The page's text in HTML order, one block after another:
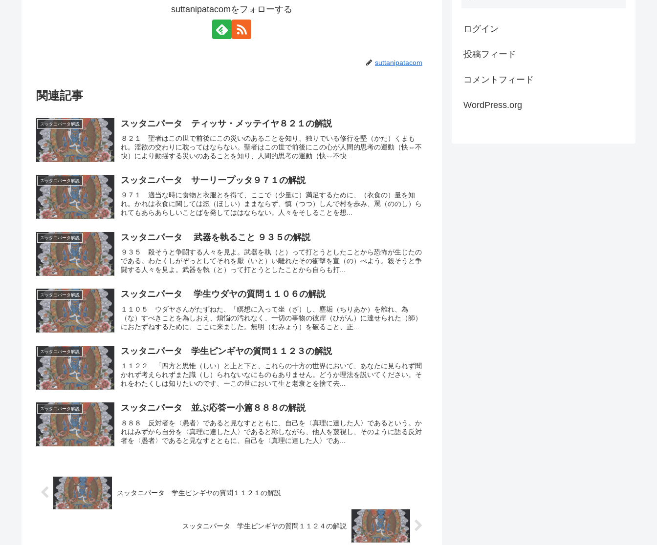
suttanipatacomをフォローする
suttanipatacom
関連記事
スッタニパータ解説 スッタニパータ ティッサ・メッテイヤ８２１の解説
８２１ 聖者はこの世で前後にこの災いのあることを知り、独りでいる修行を堅（かた）くまも
れ。淫欲の交わりに耽ってはならない。聖者はこの世で前後にこの心が人間的思考の運動（快⇔不
快）により動揺する災いのあることを知り、人間的思考の運動（快⇔不快...
スッタニパータ解説 スッタニパータ サーリープッタ９７１の解説
９７１ 適当な時に食物と衣服とを得て、ここで（少量に）満足するために、（衣食の）量を知
れ。かれは衣食に関しては恣（ほしい）ままならず、慎（つつ）しんで村を歩み、罵（ののし）ら
れてもあらあらしいことばを発してははならない。人々をそしることを想...
スッタニパータ解説 スッタニパータ 武器を執ること ９３５の解説
９３５ 殺そうと争闘する人々を見よ。武器を執（と）って打とうとしたことから恐怖が生じたの
である。わたくしがぞっとしてそれを厭（いと）い離れたその衝撃を宣（の）べよう。殺そうと争
闘する人々を見よ。武器を執（と）って打とうとしたことから自らも打...
スッタニパータ解説 スッタニパータ 学生ウダヤの質問１１０６の解説
１１０５ ウダヤさんがたずねた、「瞑想に入って坐（ざ）し、塵垢（ちりあか）を離れ、為
（な）すべきことを為しおえ、煩悩の汚れなく、一切の事物の彼岸（ひがん）に達せられた（師）
におたずねするために、ここに来ました。無明（むみょう）を破ること、正...
スッタニパータ解説 スッタニパータ 学生ピンギヤの質問１１２３の解説
１１２２ 「四方と思惟（しい）と上と下と、これらの十方の世界において、あなたに見られず聞
かれず考えられずまた識（し）られないなにものもありません。どうか理法を説いてください。そ
れをわたくしは知りたいのです、ーこの世において生と老衰とを捨て去...
スッタニパータ解説 スッタニパータ 並ぶ応答ー小篇８８８の解説
８８８ 反対者を〈愚者〉であると見なすとともに、自己を〈真理に達した人〉であるという。か
れはみずから自分を〈真理に達した人〉であると称しながら、他人を蔑視し、そのように語る反対
者を〈愚者〉であると見なすとともに、自己を〈真理に達した人〉であ...
スッタニパータ 学生ピンギヤの質問１１２１の解説
スッタニパータ 学生ピンギヤの質問１１２４の解説
ログイン
投稿フィード
コメントフィード
WordPress.org